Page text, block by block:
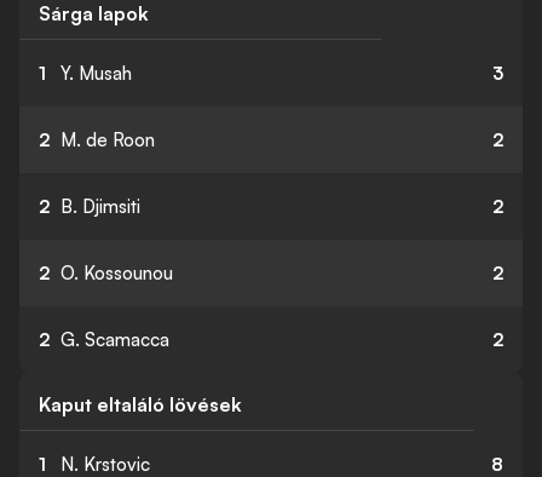
Sárga lapok
1 Y. Musah 3
2 M. de Roon 2
2 B. Djimsiti 2
2 O. Kossounou 2
2 G. Scamacca 2
Kaput eltaláló lövések
1 N. Krstovic 8